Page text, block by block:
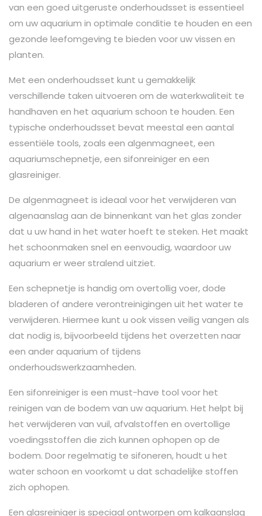
van een goed uitgeruste onderhoudsset is essentieel
om uw aquarium in optimale conditie te houden en een
gezonde leefomgeving te bieden voor uw vissen en
planten.
Met een onderhoudsset kunt u gemakkelijk
verschillende taken uitvoeren om de waterkwaliteit te
handhaven en het aquarium schoon te houden. Een
typische onderhoudsset bevat meestal een aantal
essentiële tools, zoals een algenmagneet, een
aquariumschepnetje, een sifonreiniger en een
glasreiniger.
De algenmagneet is ideaal voor het verwijderen van
algenaanslag aan de binnenkant van het glas zonder
dat u uw hand in het water hoeft te steken. Het maakt
het schoonmaken snel en eenvoudig, waardoor uw
aquarium er weer stralend uitziet.
Een schepnetje is handig om overtollig voer, dode
bladeren of andere verontreinigingen uit het water te
verwijderen. Hiermee kunt u ook vissen veilig vangen als
dat nodig is, bijvoorbeeld tijdens het overzetten naar
een ander aquarium of tijdens
onderhoudswerkzaamheden.
Een sifonreiniger is een must-have tool voor het
reinigen van de bodem van uw aquarium. Het helpt bij
het verwijderen van vuil, afvalstoffen en overtollige
voedingsstoffen die zich kunnen ophopen op de
bodem. Door regelmatig te sifoneren, houdt u het
water schoon en voorkomt u dat schadelijke stoffen
zich ophopen.
Een glasreiniger is speciaal ontworpen om kalkaanslag